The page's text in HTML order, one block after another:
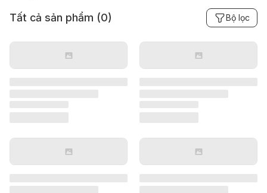
Tất cả sản phẩm (0) Bộ lọc